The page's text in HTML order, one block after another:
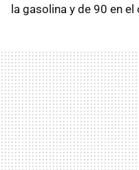
la gasolina y de 90 en el